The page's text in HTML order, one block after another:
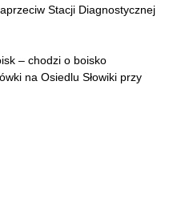
Stacji Diagnostycznej
– chodzi o boisko
na Osiedlu Słowiki przy